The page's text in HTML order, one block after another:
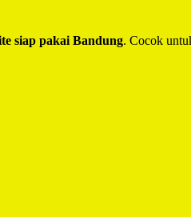
siap pakai Bandung. Cocok